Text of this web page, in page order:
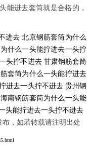
能进去套筒就是合格的，
进去 北京钢筋套筒为什么
什么一头能拧进去一头拧
头拧不进去 甘肃钢筋套筒
套筒为什么一头能拧进去
进去一头拧不进去 贵州钢
海南钢筋套筒为什么一头能
头能拧进去一头拧不进去
，如若转载请注明出处